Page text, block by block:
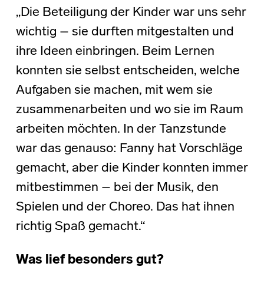
„Die Beteiligung der Kinder war uns sehr
wichtig – sie durften mitgestalten und
ihre Ideen einbringen. Beim Lernen
konnten sie selbst entscheiden, welche
Aufgaben sie machen, mit wem sie
zusammenarbeiten und wo sie im Raum
arbeiten möchten. In der Tanzstunde
war das genauso: Fanny hat Vorschläge
gemacht, aber die Kinder konnten immer
mitbestimmen – bei der Musik, den
Spielen und der Choreo. Das hat ihnen
richtig Spaß gemacht.“
Was lief besonders gut?